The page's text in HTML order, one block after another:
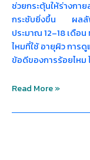
ช่วยกระตุ้นให้ร่างกา
กระชับยิ่งขึ้น ผลลัพธ์
ประมาณ 12–18 เดือ
ไหมที่ใช้ อายุผิว การ
ข้อดีของการร้อยไห
Read More »